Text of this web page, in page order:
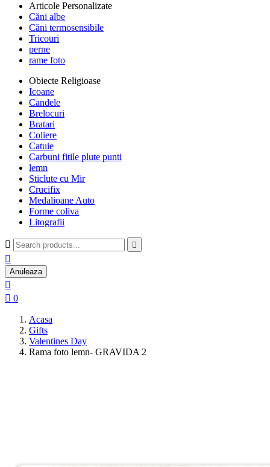
Articole Personalizate
Căni albe
Căni termosensibile
Tricouri
perne
rame foto
Obiecte Religioase
Icoane
Candele
Brelocuri
Bratari
Coliere
Catuie
Carbuni fitile plute punti
lemn
Sticlute cu Mir
Crucifix
Medalioane Auto
Forme coliva
Litografii
 

Anuleaza

 0
Acasa
Gifts
Valentines Day
Rama foto lemn- GRAVIDA 2